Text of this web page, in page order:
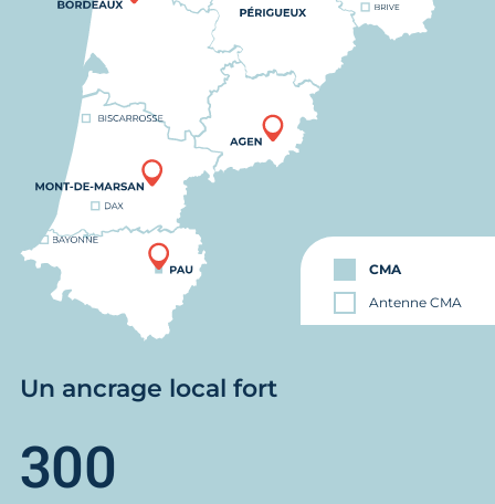
CMA
Antenne CMA
Un ancrage local fort
300